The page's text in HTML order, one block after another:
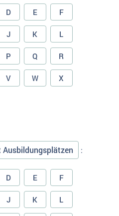
D E F
J K L
P Q R
V W X
:
D E F
J K L